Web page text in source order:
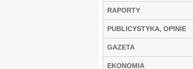
RAPORTY
PUBLICYSTYKA, OPINIE
GAZETA
EKONOMIA